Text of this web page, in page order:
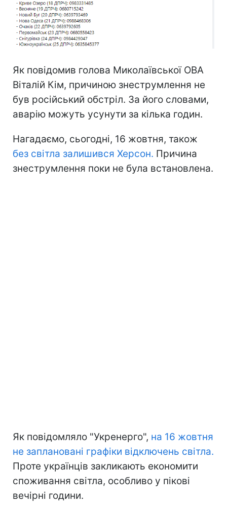
Як повідомив голова Миколаївської ОВА
Віталій Кім, причиною знеструмлення не
був російський обстріл. За його словами,
аварію можуть усунути за кілька годин.
Нагадаємо, сьогодні, 16 жовтня, також
без світла залишився Херсон. Причина
знеструмлення поки не була встановлена.
Як повідомляло "Укренерго", на 16 жовтня
не заплановані графіки відключень світла.
Проте українців закликають економити
споживання світла, особливо у пікові
вечірні години.